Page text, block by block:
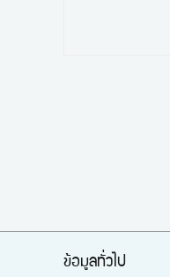
ข้อมูลทั่วไป